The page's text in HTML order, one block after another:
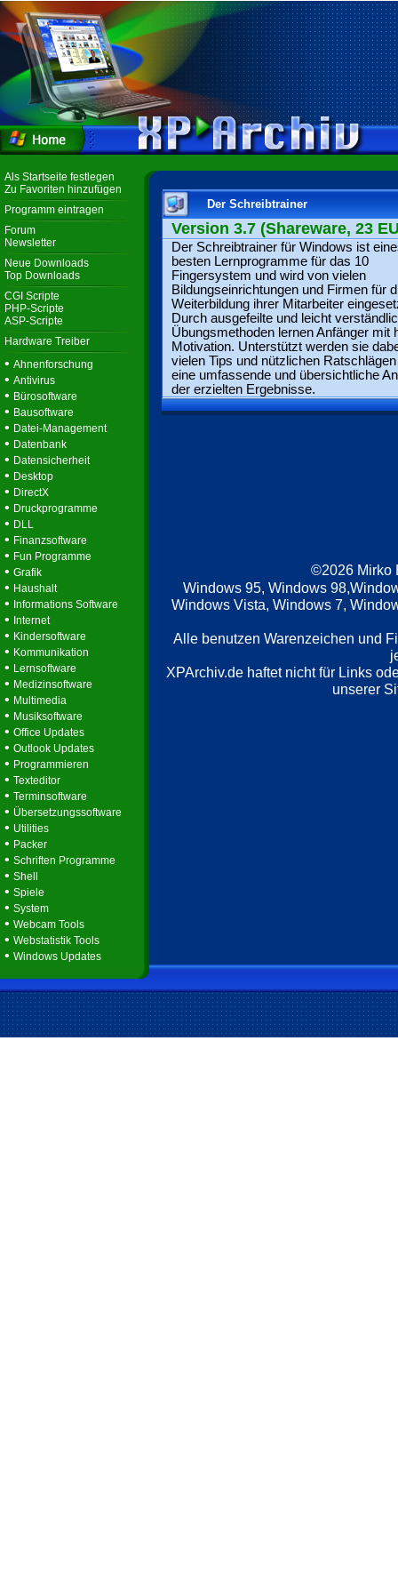
Als Startseite festlegen
Zu Favoriten hinzufügen
Programm eintragen
Forum
Newsletter
Neue Downloads
Top Downloads
CGI Scripte
PHP-Scripte
ASP-Scripte
Hardware Treiber
• Ahnenforschung
• Antivirus
• Bürosoftware
• Bausoftware
• Datei-Management
• Datenbank
• Datensicherheit
• Desktop
• DirectX
• Druckprogramme
• DLL
• Finanzsoftware
• Fun Programme
• Grafik
• Haushalt
• Informations Software
• Internet
• Kindersoftware
• Kommunikation
• Lernsoftware
• Medizinsoftware
• Multimedia
• Musiksoftware
• Office Updates
• Outlook Updates
• Programmieren
• Texteditor
• Terminsoftware
• Übersetzungssoftware
• Utilities
• Packer
• Schriften Programme
• Shell
• Spiele
• System
• Webcam Tools
• Webstatistik Tools
• Windows Updates
Der Schreibtrainer
Version 3.7 (Shareware, 23
Der Schreibtrainer für Windows ist
besten Lernprogramme für das 10
Fingersystem und wird von vielen
Bildungseinrichtungen und Firmen für
Weiterbildung ihrer Mitarbeiter
Durch ausgefeilte und leicht
Übungsmethoden lernen Anfänger mit
Motivation. Unterstützt werden sie
vielen Tips und nützlichen
eine umfassende und übersichtliche
der erzielten Ergebnisse.
©2026 Mirko
Windows 95, Windows
Windows Vista, Windows 7,
Alle benutzen Warenzeichen und
XPArchiv.de haftet nicht für Links
unserer